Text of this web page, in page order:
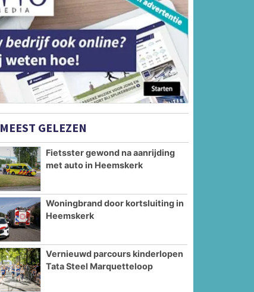
MEEST GELEZEN
Fietsster gewond na aanrijding
met auto in Heemskerk
Woningbrand door kortsluiting in
Heemskerk
Vernieuwd parcours kinderlopen
Tata Steel Marquetteloop